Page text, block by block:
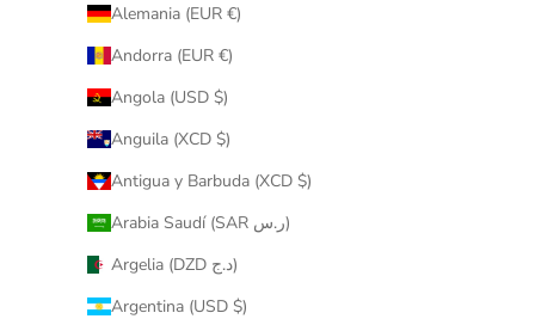
Alemania (EUR €)
Andorra (EUR €)
Angola (USD $)
Anguila (XCD $)
Antigua y Barbuda (XCD $)
Arabia Saudí (SAR ر.س)
Argelia (DZD د.ج)
Argentina (USD $)